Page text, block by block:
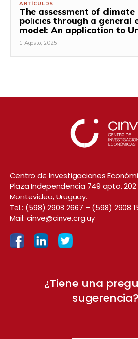
ARTÍCULOS
The assessment of climate
policies through a general
model: An application to
1 Agosto, 2025
Centro de Investigaciones
Plaza Independencia 749 apto. 202
Montevideo, Uruguay.
Tel.: (598) 2908 2667 – (598) 2908
Mail: cinve@cinve.org.uy
¿Tiene una
sugerencia?